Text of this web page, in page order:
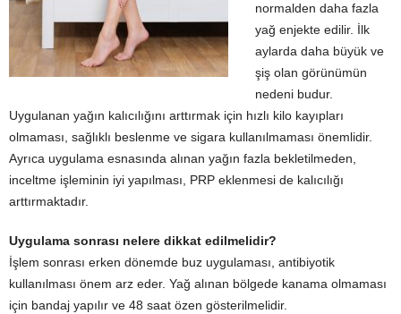
normalden daha fazla
yağ enjekte edilir. İlk
aylarda daha büyük ve
şiş olan görünümün
nedeni budur.
Uygulanan yağın kalıcılığını arttırmak için hızlı kilo kayıpları
olmaması, sağlıklı beslenme ve sigara kullanılmaması önemlidir.
Ayrıca uygulama esnasında alınan yağın fazla bekletilmeden,
inceltme işleminin iyi yapılması, PRP eklenmesi de kalıcılığı
arttırmaktadır.
Uygulama sonrası nelere dikkat edilmelidir?
İşlem sonrası erken dönemde buz uygulaması, antibiyotik
kullanılması önem arz eder. Yağ alınan bölgede kanama olmaması
için bandaj yapılır ve 48 saat özen gösterilmelidir.